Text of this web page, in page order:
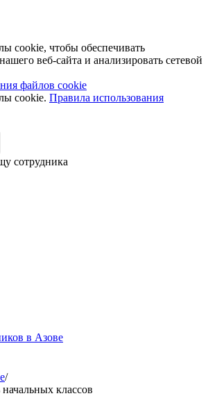
cookie, чтобы обеспечивать
веб-сайта и анализировать сетевой
файлов cookie
cookie. Правила использования
сотрудника
в Азове
/
классов